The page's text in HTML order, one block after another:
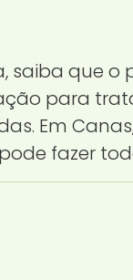
que o
para
Em Canas,
fazer